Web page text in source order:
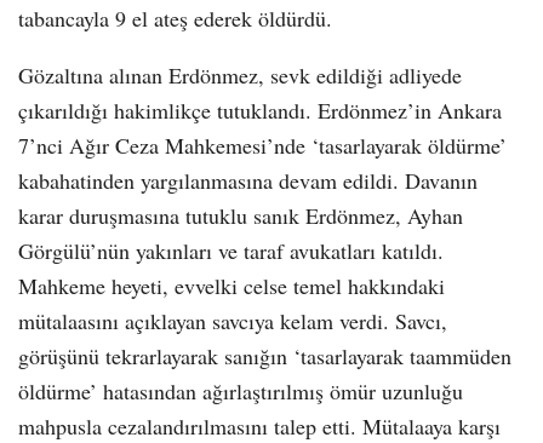
tabancayla 9 el ateş ederek öldürdü.
Gözaltına alınan Erdönmez, sevk edildiği adliyede
çıkarıldığı hakimlikçe tutuklandı. Erdönmez’in Ankara
7’nci Ağır Ceza Mahkemesi’nde ‘tasarlayarak öldürme’
kabahatinden yargılanmasına devam edildi. Davanın
karar duruşmasına tutuklu sanık Erdönmez, Ayhan
Görgülü’nün yakınları ve taraf avukatları katıldı.
Mahkeme heyeti, evvelki celse temel hakkındaki
mütalaasını açıklayan savcıya kelam verdi. Savcı,
görüşünü tekrarlayarak sanığın ‘tasarlayarak taammüden
öldürme’ hatasından ağırlaştırılmış ömür uzunluğu
mahpusla cezalandırılmasını talep etti. Mütalaaya karşı